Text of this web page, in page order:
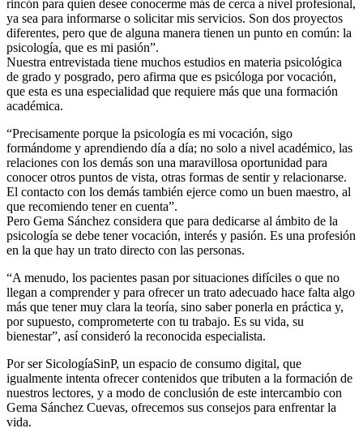
rincón para quien desee conocerme más de cerca a nivel profesional,
ya sea para informarse o solicitar mis servicios. Son dos proyectos
diferentes, pero que de alguna manera tienen un punto en común: la
psicología, que es mi pasión”.
Nuestra entrevistada tiene muchos estudios en materia psicológica
de grado y posgrado, pero afirma que es psicóloga por vocación,
que esta es una especialidad que requiere más que una formación
académica.
“Precisamente porque la psicología es mi vocación, sigo
formándome y aprendiendo día a día; no solo a nivel académico, las
relaciones con los demás son una maravillosa oportunidad para
conocer otros puntos de vista, otras formas de sentir y relacionarse.
El contacto con los demás también ejerce como un buen maestro, al
que recomiendo tener en cuenta”.
Pero Gema Sánchez considera que para dedicarse al ámbito de la
psicología se debe tener vocación, interés y pasión. Es una profesión
en la que hay un trato directo con las personas.
“A menudo, los pacientes pasan por situaciones difíciles o que no
llegan a comprender y para ofrecer un trato adecuado hace falta algo
más que tener muy clara la teoría, sino saber ponerla en práctica y,
por supuesto, comprometerte con tu trabajo. Es su vida, su
bienestar”, así consideró la reconocida especialista.
Por ser SicologíaSinP, un espacio de consumo digital, que
igualmente intenta ofrecer contenidos que tributen a la formación de
nuestros lectores, y a modo de conclusión de este intercambio con
Gema Sánchez Cuevas, ofrecemos sus consejos para enfrentar la
vida.